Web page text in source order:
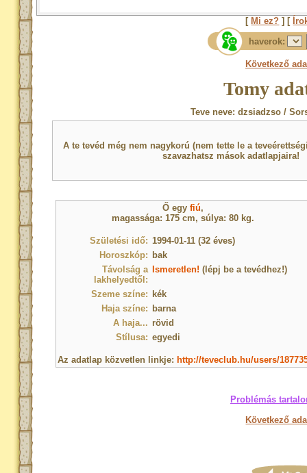
[ Mi ez? ] [
haverok:
Következő
Tomy
Teve neve: dzsiadzso /
A te tevéd még nem nagykorú (nem tette le a
szavazhatsz mások adatlapjaira!
Ő egyfiú,
magassága: 175 cm, súlya: 80 kg.
Születési idő: 1994-01-11 (32 éves)
Horoszkóp: bak
Távolság a
lakhelyedtől:
Ismeretlen! (lépj be a tevédhez!)
Szeme színe: kék
Haja színe: barna
A haja... rövid
Stílusa: egyedi
Az adatlap közvetlen linkje: http://teveclub.hu/users/
Problémás
Következő